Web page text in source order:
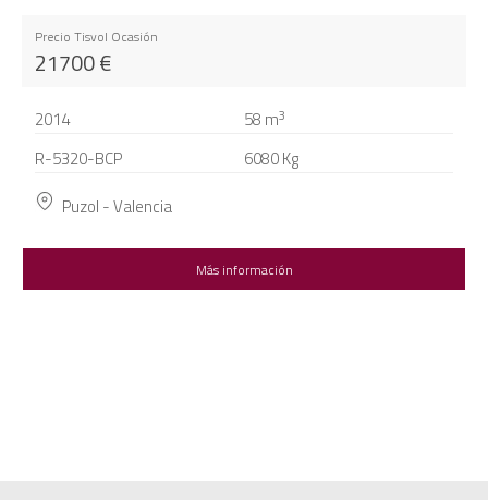
Precio Tisvol Ocasión
21700€
2014 58 m3
R-5320-BCP
6080 Kg
Puzol - Valencia
Más información